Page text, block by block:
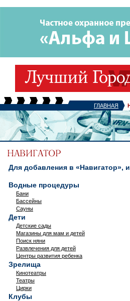
ГЛАВНАЯ
Для добавления в «Навигатор»,
Водные процедуры
Бани
Бассейны
Сауны
Дети
Детские сады
Магазины для мам и детей
Поиск няни
Развлечения для детей
Центры развития ребенка
Зрелища
Кинотеатры
Театры
Цирки
Клубы